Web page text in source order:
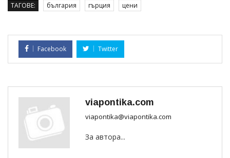
ТАГОВЕ: българия гърция цени
Facebook Twitter
viapontika.com
viapontika@viapontika.com
За автора...